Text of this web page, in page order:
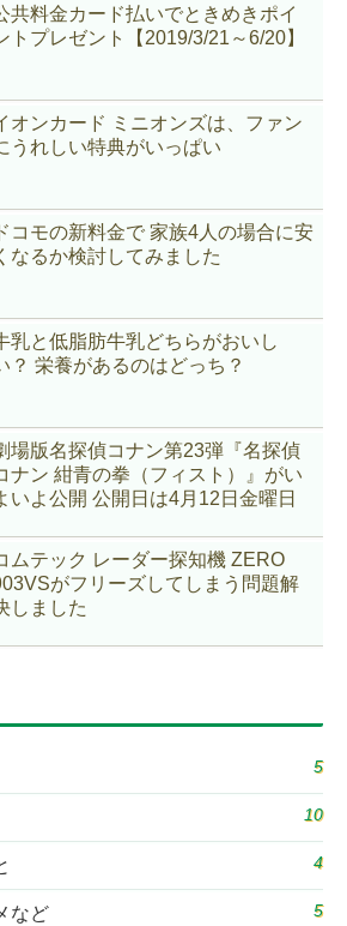
共料金カード払いでときめきポイ
トプレゼント【2019/3/21～6/20】
オンカード ミニオンズは、ファン
うれしい特典がいっぱい
コモの新料金で 家族4人の場合に安
なるか検討してみました
乳と低脂肪牛乳どちらがおいし
？ 栄養があるのはどっち？
場版名探偵コナン第23弾『名探偵
ナン 紺青の拳（フィスト）』がい
いよ公開 公開日は4月12日金曜日
ムテック レーダー探知機 ZERO
がフリーズしてしまう問題解
しました
5
10
4
など 5